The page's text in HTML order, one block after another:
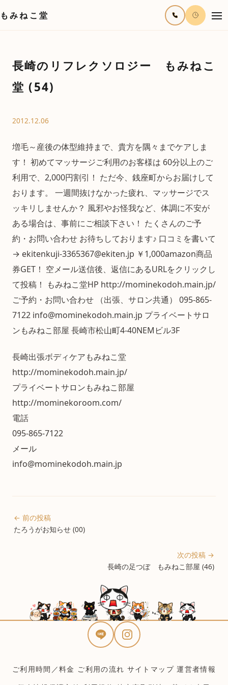
もみねこ堂
長崎のリフレクソロジー もみねこ
堂 (54)
2012.12.06
増毛～産後の体型維持まで、貴方を隅々までケアしま
す！ 初めてマッサージご利用のお客様は 60分以上のご
利用で、2,000円割引！ ただ今、銭座町からお届けして
おります。 一週間抜けなかった疲れ、マッサージでス
ッキリしませんか？ 風邪やお怪我など、体調に不安が
ある場合は、事前にご相談下さい！ たくさんのご予
約・お問い合わせ お待ちしております♪ 口コミを書いて
→ ekitenkuji-3365367@ekiten.jp ￥1,000amazon商品
券GET！ 空メール送信後、返信にあるURLをクリックし
て投稿！ もみねこ堂HP http://mominekodoh.main.jp/
ご予約・お問い合わせ （出張、サロン共通） 095-865-
7122 info@mominekodoh.main.jp プライベートサロ
ンもみねこ部屋 長崎市松山町4-40NEMビル3F
長崎出張ボディケアもみねこ堂
http://mominekodoh.main.jp/
プライベートサロンもみねこ部屋
http://mominekoroom.com/
電話
095-865-7122
メール
info@mominekodoh.main.jp
← 前の投稿
たろうがお知らせ (00)
次の投稿 →
長崎の足つぼ もみねこ部屋 (46)
ご利用時間／料金 ご利用の流れ サイトマップ 運営者情報